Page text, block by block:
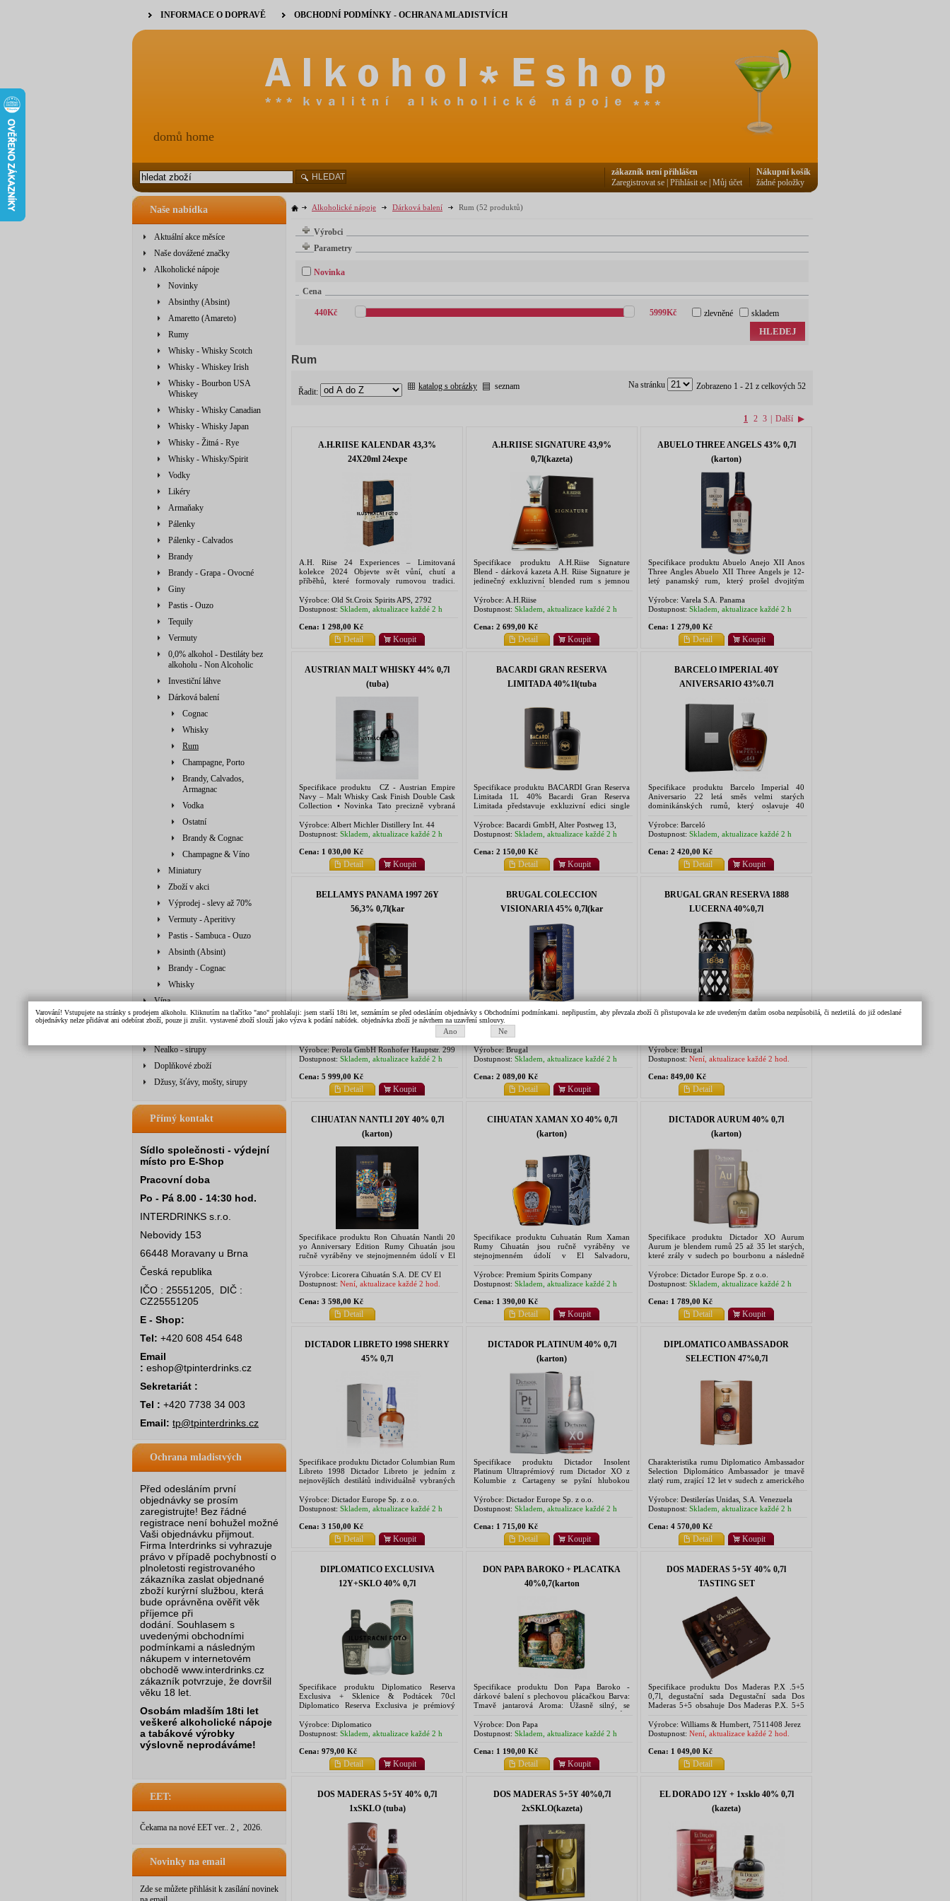
Naše nabídka
Aktuální akce měsíce
Naše dovážené značky
Alkoholické nápoje
Novinky
Absinthy (Absint)
Amaretto (Amareto)
Rumy
Whisky - Whisky Scotch
Whisky - Whiskey Irish
Whisky - Bourbon USA
Whiskey
Whisky - Whisky Canadian
Whisky - Whisky Japan
Whisky - Žitná - Rye
Whisky - Whisky/Spirit
Vodky
Likéry
Armaňaky
Pálenky
Pálenky - Calvados
Brandy
Brandy - Grapa - Ovocné
Giny
Pastis - Ouzo
Tequily
Vermuty
0,0% alkohol - Destiláty bez
alkoholu - Non Alcoholic
Investiční láhve
Dárková balení
Cognac
Whisky
Rum
Champagne, Porto
Brandy, Calvados,
Armagnac
Vodka
Ostatní
Brandy & Cognac
Champagne & Víno
Miniatury
Zboží v akci
Výprodej - slevy až 70%
Vermuty - Aperitivy
Pastis - Sambuca - Ouzo
Absinth (Absint)
Brandy - Cognac
Whisky
Vína
Džusy, šťávy a mošty
Nealko - sirupy
Doplňkové zboží
Džusy, šťávy, mošty, sirupy
Přímý kontakt
Sídlo společnosti - výdejní
místo pro E-Shop
Pracovní doba
Po - Pá 8.00 - 14:30 hod.
INTERDRINKS s.r.o.
Nebovidy 153
66448 Moravany u Brna
Česká republika
IČO : 25551205, DIČ :
CZ25551205
E - Shop:
Tel: +420 608 454 648
Email
: eshop@tpinterdrinks.cz
Sekretariát :
Tel : +420 7738 34 003
Email: tp@tpinterdrinks.cz
Ochrana mladistvých
Před odesláním první
objednávky se prosím
zaregistrujte! Bez řádné
registrace není bohužel možné
Vaši objednávku přijmout.
Firma Interdrinks si vyhrazuje
právo v případě pochybností o
plnoletosti registrovaného
zákazníka zaslat objednané
zboží kurýrní službou, která
bude oprávněna ověřit věk
příjemce při
dodání. Souhlasem s
uvedenými obchodními
podmínkami a následným
nákupem v internetovém
obchodě www.interdrinks.cz
zákazník potvrzuje, že dovršil
věku 18 let.
Osobám mladším 18ti let
veškeré alkoholické nápoje
a tabákové výrobky
výslovně neprodáváme!
EET:
Čekama na nové EET ver.. 2 , 2026.
Novinky na email
Zde se můžete přihlásit k zasílání novinek
Alkoholické nápoje Dárková balení Rum (52 produktů)
Výrobci
Parametry
Novinka
Cena
440Kč 5999Kč zlevněné skladem
HLEDEJ
Rum
Řadit:
katalog s obrázky seznam Zobrazeno 1 - 21 z celkových 52
Na stránku
1 2 3 | Další ▶
A.H.RIISE KALENDAR 43,3%
24X20ml 24expe
A.H. Riise 24 Experiences – Limitovaná
kolekce 2024 Objevte svět vůní, chutí a
příběhů, které formovaly rumovou tradici.
– je to sběratelská výprava napříč...
Výrobce: Old St.Croix Spirits APS, 2792
Dragor, Denmark
Dostupnost: Skladem, aktualizace každé 2 h
Cena: 1 298,00 Kč
Koupit
Detail
A.H.RIISE SIGNATURE 43,9%
0,7l(kazeta)
Specifikace produktu A.H.Riise Signature
Blend - dárková kazeta A.H. Riise Signature je
jedinečný exkluzivní blended rum s jemnou
chutí a osvěžující vůní. Je vyroben ze směsi
těch nejlepších a...
Výrobce: A.H.Riise
Dostupnost: Skladem, aktualizace každé 2 h
Cena: 2 699,00 Kč
Koupit
Detail
ABUELO THREE ANGELS 43% 0,7l
(karton)
Specifikace produktu Abuelo Anejo XII Anos
Three Angles Abuelo XII Three Angels je 12-
letý panamský rum, který prošel dvojitým
paletu. Ron Abuelo Anejo XII Anos...
Výrobce: Varela S.A. Panama
Dostupnost: Skladem, aktualizace každé 2 h
Cena: 1 279,00 Kč
Koupit
Detail
AUSTRIAN MALT WHISKY 44% 0,7l
(tuba)
Specifikace produktu CZ - Austrian Empire
Navy – Malt Whisky Cask Finish Double Cask
Collection • Novinka Tato precizně vybraná
směs nejkvalitnějších destilátů z cukrové třtiny
pocházejících z...
Výrobce: Albert Michler Distillery Int. 44
Upper Belgrave Road, Bristol, UK
Dostupnost: Skladem, aktualizace každé 2 h
Cena: 1 030,00 Kč
Koupit
Detail
BACARDI GRAN RESERVA
LIMITADA 40%1l(tuba
Specifikace produktu BACARDI Gran Reserva
Limitada 1L 40% Bacardi Gran Reserva
Limitada představuje exkluzivní edici single
cask rumů od značky Bacardi. Po destilaci je
tento rum minimálně 15 let uložen...
Výrobce: Bacardi GmbH, Alter Postweg 13,
Buxtehude, Germany
Dostupnost: Skladem, aktualizace každé 2 h
Cena: 2 150,00 Kč
Koupit
Detail
BARCELO IMPERIAL 40Y
ANIVERSARIO 43%0.7l
Specifikace produktu Barcelo Imperial 40
Aniversario 22 letá směs velmi starých
dominikánských rumů, který oslavuje 40
výročí vytvoření prvních rumů Barcelo
Imperial. Celkem bylo vyrobeno 15.000 kusů,
po...
Výrobce: Barceló
Dostupnost: Skladem, aktualizace každé 2 h
Cena: 2 420,00 Kč
Koupit
Detail
BELLAMYS PANAMA 1997 26Y
56,3% 0,7l(kar
Specifikace produktu Bellamys Reserve Rum
1997 Panama Single Cask Tento vintage single
cask z Panamy byl vyroben v srpnu 1997 na
základě melasy v destilerii Don José. Zrálo 26
let v...
Výrobce: Perola GmbH Ronhofer Hauptstr. 299
90765 Fürth
Dostupnost: Skladem, aktualizace každé 2 h
Cena: 5 999,00 Kč
Koupit
Detail
BRUGAL COLECCION
VISIONARIA 45% 0,7l(kar
Specifikace produktu Brugal Rum Colección
Visionaria Zakladatel značky Don Andrés
Brugal, narozený ve Španělsku, byl ambiciózní
a dobrodružný. Přitahovaly ho možnosti, které
nabízela...
Výrobce: Brugal
Dostupnost: Skladem, aktualizace každé 2 h
Cena: 2 089,00 Kč
Koupit
Detail
BRUGAL GRAN RESERVA 1888
LUCERNA 40%0,7l
Specifikace produktu Brugal 1888 Ron Reserva
nejprve v sudech po...
Výrobce: Brugal
Dostupnost: Není, aktualizace každé 2 hod.
Cena: 849,00 Kč
Detail
CIHUATAN NANTLI 20Y 40% 0,7l
(karton)
Specifikace produktu Ron Cihuatán Nantli 20
yo Anniversary Edition Rumy Cihuatán jsou
ručně vyráběny ve stejnojmenném údolí v El
2004 a je...
Výrobce: Licorera Cihuatán S.A. DE CV El
Salvador, Centroamerica
Dostupnost: Není, aktualizace každé 2 hod.
Cena: 3 598,00 Kč
Detail
CIHUATAN XAMAN XO 40% 0,7l
(karton)
Specifikace produktu Cuhuatán Rum Xaman
Rumy Cihuatán jsou ručně vyráběny ve
stejnojmenném údolí v El Salvadoru,
jedinou palírnou v zemi...
Výrobce: Premium Spirits Company
Dostupnost: Skladem, aktualizace každé 2 h
Cena: 1 390,00 Kč
Koupit
Detail
DICTADOR AURUM 40% 0,7l
(karton)
Specifikace produktu Dictador XO Aurum
Aurum je blendem rumů 25 až 35 let starých,
které zrály v sudech po bourbonu a následně
dlouhotrvající...
Výrobce: Dictador Europe Sp. z o.o.
Dostupnost: Skladem, aktualizace každé 2 h
Cena: 1 789,00 Kč
Koupit
Detail
DICTADOR LIBRETO 1998 SHERRY
45% 0,7l
Specifikace produktu Dictador Columbian Rum
Libreto 1998 Dictador Libreto je jedním z
nejnovějších destilátů individuálně vybraných
lyrické mistrovské dílo chuti,...
Výrobce: Dictador Europe Sp. z o.o.
Dostupnost: Skladem, aktualizace každé 2 h
Cena: 3 150,00 Kč
Koupit
Detail
DICTADOR PLATINUM 40% 0,7l
(karton)
Specifikace produktu Dictador Insolent
Platinum Ultraprémiový rum Dictador XO z
Kolumbie z Cartageny se pyšní hlubokou
Omámí Vás luxusním buketem...
Výrobce: Dictador Europe Sp. z o.o.
Dostupnost: Skladem, aktualizace každé 2 h
Cena: 1 715,00 Kč
Koupit
Detail
DIPLOMATICO AMBASSADOR
SELECTION 47%0,7l
Charakteristika rumu Diplomatico Ambassador
Selection Diplomático Ambassador je tmavě
zlatý rum, zrající 12 let v sudech z amerického
bourbon. Následně zraje ještě 2...
Výrobce: Destilerías Unidas, S.A. Venezuela
Dostupnost: Skladem, aktualizace každé 2 h
Cena: 4 570,00 Kč
Koupit
Detail
DIPLOMATICO EXCLUSIVA
12Y+SKLO 40% 0,7l
Specifikace produktu Diplomatico Reserva
Exclusiva + Sklenice & Podtácek 70cl
Diplomatico Reserva Exclusiva je prémiový
komplexním chuťovým profilem s tóny...
Výrobce: Diplomatico
Dostupnost: Skladem, aktualizace každé 2 h
Cena: 979,00 Kč
Koupit
Detail
DON PAPA BAROKO + PLACATKA
40%0,7(karton
Specifikace produktu Don Papa Baroko -
dárkové balení s plechovou plácačkou Barva:
Tmavě jantarová Aroma: Úžasně silný, se
silnými vanilkovými tóny, nádechem citrusů a
sladkého dubu Chuť: ...
Výrobce: Don Papa
Dostupnost: Skladem, aktualizace každé 2 h
Cena: 1 190,00 Kč
Koupit
Detail
DOS MADERAS 5+5Y 40% 0,7l
TASTING SET
Specifikace produktu Dos Maderas P.X .5+5
0,7l, degustační sada Degustační sada Dos
Maderas 5+5 obsahuje Dos Maderas P.X. 5+5
všech...
Výrobce: Williams & Humbert, 7511408 Jerez
de la Frontera, Spain
Dostupnost: Není, aktualizace každé 2 hod.
Cena: 1 049,00 Kč
Detail
DOS MADERAS 5+5Y 40% 0,7l
1xSKLO (tuba)
DOS MADERAS 5+5Y 40%0,7l
2xSKLO(kazeta)
EL DORADO 12Y + 1xsklo 40% 0,7l
(kazeta)
INFORMACE O DOPRAVĚ OBCHODNÍ PODMÍNKY - OCHRANA MLADISTVÍCH
domů home
HLEDAT
Nákupní košík
žádné položky
zákazník není přihlášen
Zaregistrovat se Přihlásit se Můj účet
Varování! Vstupujete na stránky s prodejem alkoholu. Kliknutím na tlačítko "ano" prohlašuji: jsem starší 18ti let, seznámím se před odesláním objednávky s Obchodními podmínkami. nepřipustím, aby převzala zboží či přistupovala ke zde uvedeným datům osoba nezpůsobilá, či nezletilá. do již odeslané
objednávky nelze přidávat ani odebírat zboží, pouze ji zrušit. vystavené zboží slouží jako výzva k podání nabídek. objednávka zboží je návrhem na uzavření smlouvy.
Ano Ne